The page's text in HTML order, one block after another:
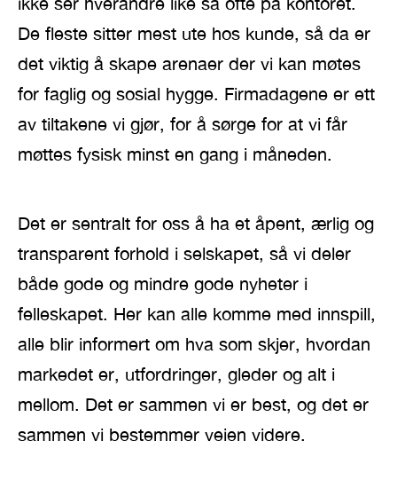
De fleste sitter mest ute hos kunde, så da er
det viktig å skape arenaer der vi kan møtes
for faglig og sosial hygge. Firmadagene er ett
av tiltakene vi gjør, for å sørge for at vi får
møttes fysisk minst en gang i måneden.
Det er sentralt for oss å ha et åpent, ærlig og
transparent forhold i selskapet, så vi deler
både gode og mindre gode nyheter i
felleskapet. Her kan alle komme med innspill,
alle blir informert om hva som skjer, hvordan
markedet er, utfordringer, gleder og alt i
mellom. Det er sammen vi er best, og det er
sammen vi bestemmer veien videre.